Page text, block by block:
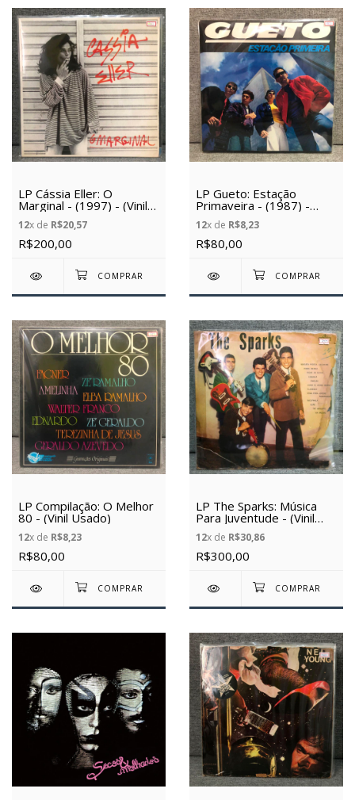
LP Cássia Eller: O
Marginal - (1997) - (Vinil
Usado)
12x de R$20,57
R$200,00
LP Gueto: Estação
Primaveira - (1987) -
(Vinil Usado)
12x de R$8,23
R$80,00
LP Compilação: O Melhor
80 - (Vinil Usado)
12x de R$8,23
R$80,00
LP The Sparks: Música
Para Juventude - (Vinil
Usado)
12x de R$30,86
R$300,00